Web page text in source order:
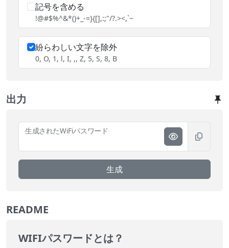
記号を含める
!@#$%^&*()+_-=}{[],:;"/?.><,`~
紛らわしい文字を除外
0, O, 1, l, I, ,, Z, 5, S, 8, B
出力
生成されたWiFiパスワード
生成
README
WIFIパスワードとは？